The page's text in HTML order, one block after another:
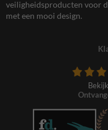
veiligheidsproducten voor
met een mooi design.